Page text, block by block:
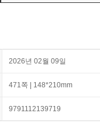
2026년 02월 09일
471쪽 | 148*210mm
9791112139719